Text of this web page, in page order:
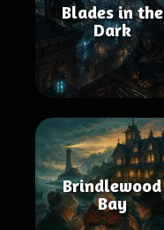
Blades in the
Dark
Brindlewood
Bay